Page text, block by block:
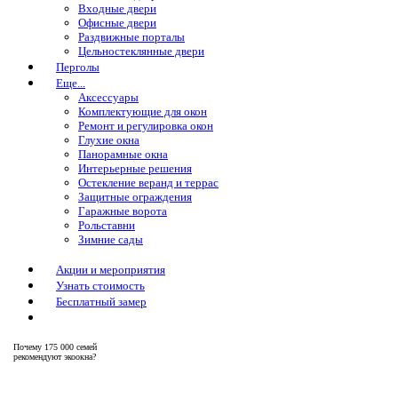
Входные двери
Офисные двери
Раздвижные порталы
Цельностеклянные двери
Перголы
Еще...
Аксессуары
Комплектующие для окон
Ремонт и регулировка окон
Глухие окна
Панорамные окна
Интерьерные решения
Остекление веранд и террас
Защитные ограждения
Гаражные ворота
Рольставни
Зимние сады
Акции и мероприятия
Узнать стоимость
Бесплатный замер
Почему 175 000 семей
рекомендуют экоокна?